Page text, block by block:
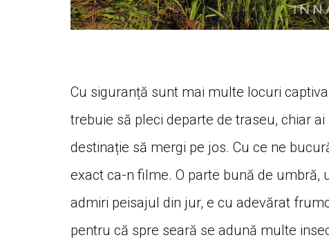
Cu siguranță sunt mai multe locuri
trebuie să pleci departe de traseu, chiar
destinație să mergi pe jos. Cu ce ne
exact ca-n filme. O parte bună de umbră,
admiri peisajul din jur, e cu adevărat
pentru că spre seară se adună multe